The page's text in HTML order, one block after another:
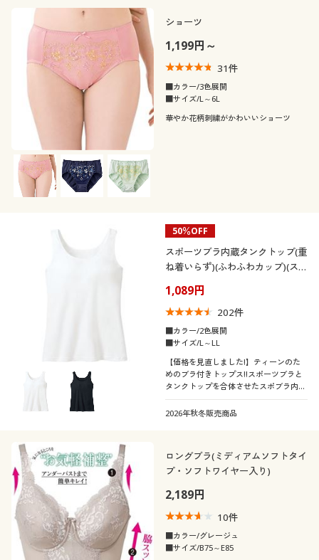
ショーツ
1,199円～
31件
■カラー/3色展開
■サイズ/L～6L
華やか花柄刺繍がかわいいショーツ
50％OFF
スポーツブラ内蔵タンクトップ(重
ね着いらず)(ふわふわカップ)(ス
1,089円
202件
■カラー/2色展開
■サイズ/L～LL
【価格を見直しました!】ティーンのた
めのブラ付きトップス!!スポーツブラと
タンクトップを合体させたスポブラ内蔵
タンクトップ
2026年秋冬販売商品
ロングブラ(ミディアムソフトタイ
プ・ソフトワイヤー入り)
2,189円
10件
■カラー/グレージュ
■サイズ/B75～E85